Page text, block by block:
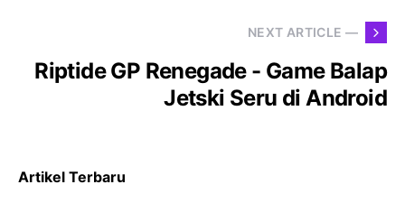
NEXT ARTICLE —
Riptide GP Renegade - Game Balap
Jetski Seru di Android
Artikel Terbaru